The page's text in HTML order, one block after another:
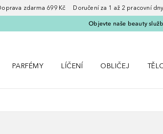
zdarma 699 Kč Doručení za 1 až 2 pracovní dny
Objevte naše beauty
PARFÉMY
LÍČENÍ
OBLIČEJ